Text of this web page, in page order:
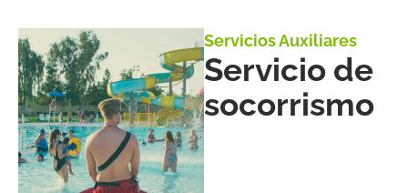
Servicios Auxiliares
Servicio de
socorrismo